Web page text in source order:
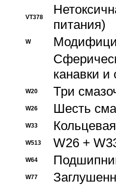
VT378
питания)
W
канавки и
W20 Три
W26 Шесть
W33
W513 W26 +
W64
W77